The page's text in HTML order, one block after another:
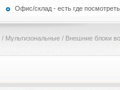
Офис/склад - есть где посмотреть
/ Мультизональные / Внешние блоки